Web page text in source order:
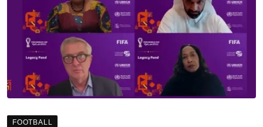
FOOTBALL